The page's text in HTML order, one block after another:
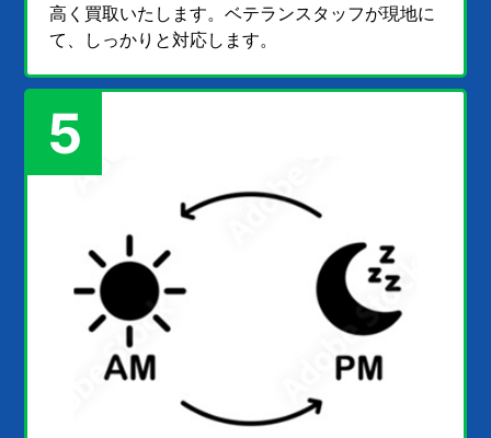
高く買取いたします。ベテランスタッフが現地に
て、しっかりと対応します。
5